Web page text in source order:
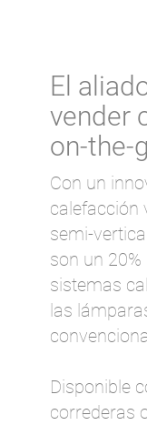
El
vender
on-the-
Con un
calefacción
semi-
son un
sistemas
las
Disponible
correderas